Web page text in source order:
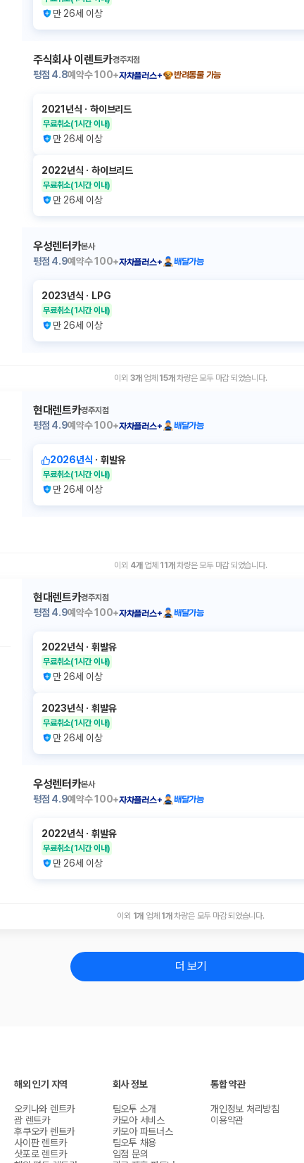
만 26세 이상
주식회사 이렌트카경주지점
평점 4.8예약수100+자차플러스+ 반려동물 가능
2021년식 ㆍ하이브리드
무료취소(1시간 이내)
만 26세 이상
2022년식 ㆍ하이브리드
무료취소(1시간 이내)
만 26세 이상
우성렌터카본사
평점 4.9예약수100+자차플러스+ 배달가능
2023년식 ㆍ LPG
무료취소(1시간 이내)
만 26세 이상
이외 3개 업체 15개 차량은 모두 마감 되었습니다.
현대렌트카경주지점
평점 4.9예약수100+자차플러스+ 배달가능
2026년식 ㆍ휘발유
무료취소(1시간 이내)
만 26세 이상
이외 4개 업체 11 개 차량은 모두 마감 되었습니다.
현대렌트카경주지점
평점 4.9예약수100+자차플러스+ 배달가능
2022년식 ㆍ휘발유
무료취소(1시간 이내)
만 26세 이상
2023년식 ㆍ휘발유
무료취소(1시간 이내)
만 26세 이상
우성렌터카본사
평점 4.9예약수100+자차플러스+ 배달가능
2022년식 ㆍ휘발유
무료취소(1시간 이내)
만 26세 이상
이외 1개 업체 1 개 차량은 모두 마감 되었습니다.
더 보기
해외 인기 지역
오키나와 렌트카
괌 렌트카
후쿠오카 렌트카
사이판 렌트카
삿포로 렌트카
회사 정보
팀오투 소개
카모아 서비스
카모아 파트너스
팀오투 채용
입점 문의
통합 약관
개인정보 처리방침
이용약관